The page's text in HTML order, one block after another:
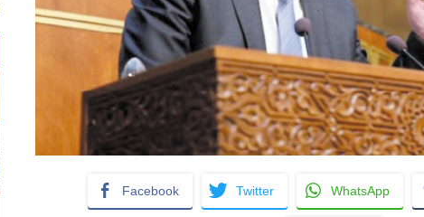
Facebook Twitter WhatsApp